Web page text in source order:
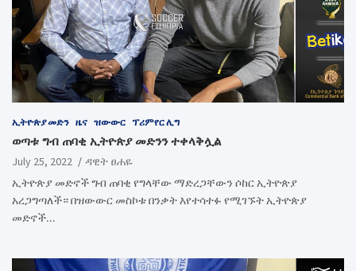
ኢትዮጵያ መድን ዜና ዝውውር ፕሪምየር ሊግ
ወጣቱ ግብ ጠባቂ ኢትዮጵያ መድንን ተቀላቅሏል
July 25, 2022
ዳዊት ፀሐዬ
ኢትዮጵያ መድኖች ግብ ጠባቂ የግላቸው ማድረጋቸውን ሶከር ኢትዮጵያ
አረጋግጣለች። በዝውውር መስኮቱ በንቃት እየተሳተፉ የሚገኙት ኢትዮጵያ
መድኖች…